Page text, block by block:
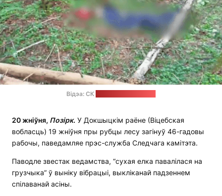
Відэа: СК
20 жніўня, Позірк. У Докшыцкім раёне (Віцебская
вобласць) 19 жніўня пры рубцы лесу загінуў 46-гадовы
рабочы, паведамляе прэс-служба Следчага камітэта.
Паводле звестак ведамства, “сухая елка павалілася на
грузчыка” ў выніку вібрацыі, выкліканай падзеннем
спілаванай асіны.